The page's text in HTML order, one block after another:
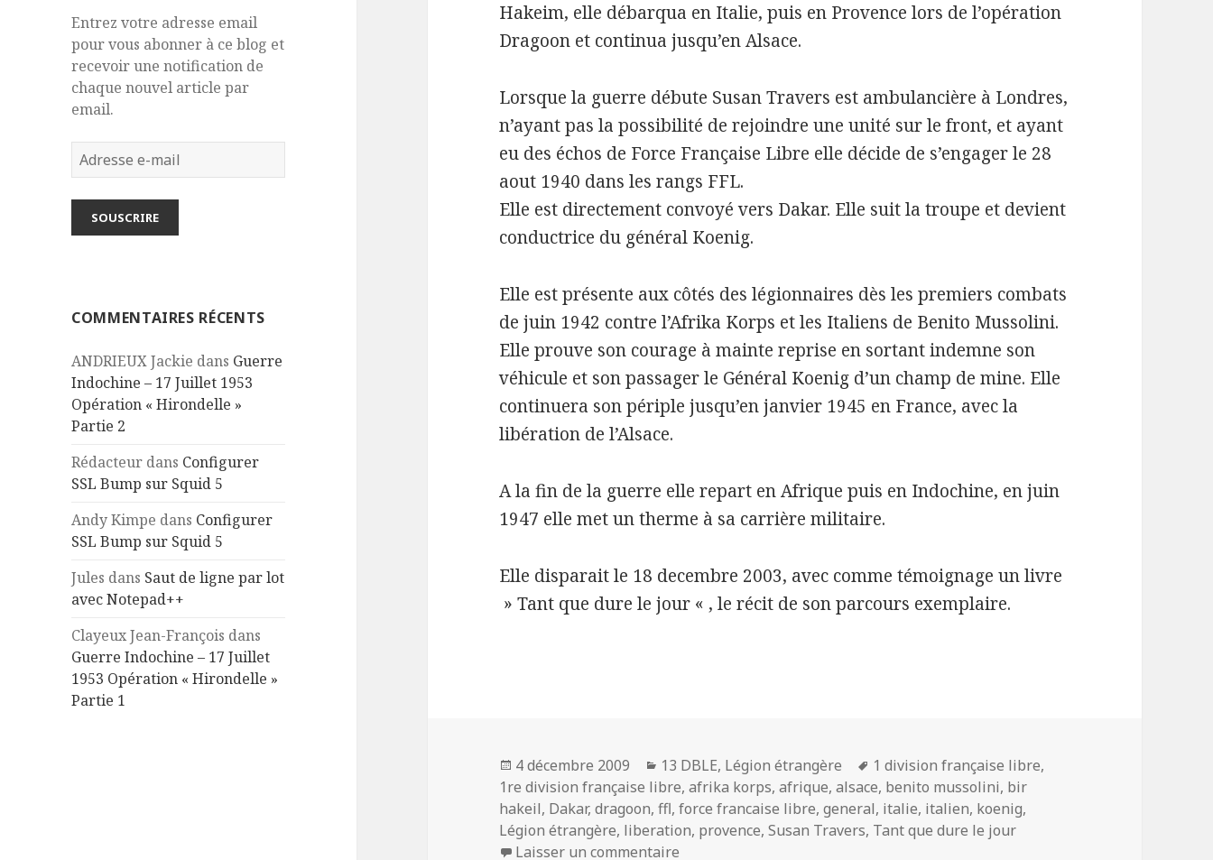
Entrez votre adresse email
pour vous abonner à ce blog et
recevoir une notification de
chaque nouvel article par
email.
Adresse
e-
mail
SOUSCRIRE
COMMENTAIRES RÉCENTS
ANDRIEUX Jackie dans Guerre
Indochine – 17 Juillet 1953
Opération « Hirondelle »
Partie 2
Rédacteur dans Configurer
SSL Bump sur Squid 5
Andy Kimpe dans Configurer
SSL Bump sur Squid 5
Jules dans Saut de ligne par lot
avec Notepad++
Clayeux Jean-François dans
Guerre Indochine – 17 Juillet
1953 Opération « Hirondelle »
Partie 1
Hakeim, elle débarqua en Italie, puis en Provence lors de l’opération
Dragoon et continua jusqu’en Alsace.
Lorsque la guerre débute Susan Travers est ambulancière à Londres,
n’ayant pas la possibilité de rejoindre une unité sur le front, et ayant
eu des échos de Force Française Libre elle décide de s’engager le 28
aout 1940 dans les rangs FFL.
Elle est directement convoyé vers Dakar. Elle suit la troupe et devient
conductrice du général Koenig.
Elle est présente aux côtés des légionnaires dès les premiers combats
de juin 1942 contre l’Afrika Korps et les Italiens de Benito Mussolini.
Elle prouve son courage à mainte reprise en sortant indemne son
véhicule et son passager le Général Koenig d’un champ de mine. Elle
continuera son périple jusqu’en janvier 1945 en France, avec la
libération de l’Alsace.
A la fin de la guerre elle repart en Afrique puis en Indochine, en juin
1947 elle met un therme à sa carrière militaire.
Elle disparait le 18 decembre 2003, avec comme témoignage un livre
» Tant que dure le jour « , le récit de son parcours exemplaire.
Publié
le
4 décembre 2009 Catégories
13 DBLE, Légion étrangère
Mots-
clés
1 division française libre,
1re division française libre,afrika korps,afrique,alsace, benito mussolini, bir
hakeil, Dakar,dragoon,ffl,force francaise libre,general, italie, italien, koenig,
Légion étrangère, liberation, provence,Susan Travers, Tant que dure le jour
Laisser un commentaire